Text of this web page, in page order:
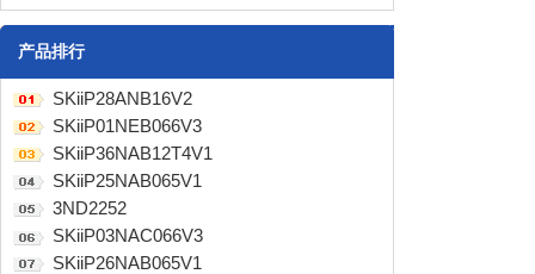
产品排行
SKiiP28ANB16V2
SKiiP01NEB066V3
SKiiP36NAB12T4V1
SKiiP25NAB065V1
3ND2252
SKiiP03NAC066V3
SKiiP26NAB065V1